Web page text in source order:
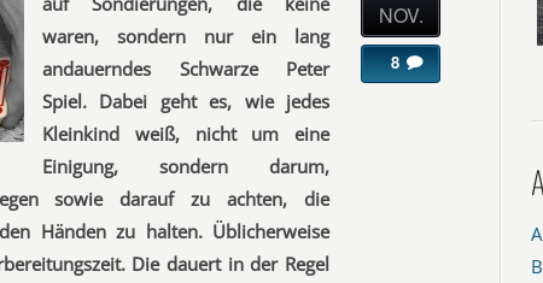
waren, sondern nur ein lang
andauerndes Schwarze Peter
Spiel. Dabei geht es, wie jedes
Kleinkind weiß, nicht um eine
Einigung, sondern darum,
sowie darauf zu achten, die
Händen zu halten. Üblicherweise
Die dauert in der Regel
NOV.
8